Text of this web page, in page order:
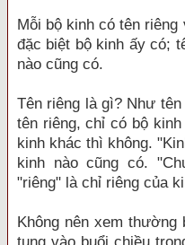
Mỗi bộ kinh có tên
đặc biệt bộ kinh ấy có;
nào cũng có.
Tên riêng là gì? Như
tên riêng, chỉ có bộ
kinh khác thì không.
kinh nào cũng có.
"riêng" là chỉ riêng của
Không nên xem